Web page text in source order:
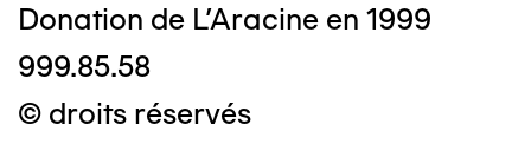
Donation de L'Aracine en 1999
999.85.58
© droits réservés